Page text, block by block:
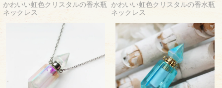
かわいい虹色クリスタルの香水瓶
ネックレス
かわいい虹色クリスタルの香水瓶
ネックレス